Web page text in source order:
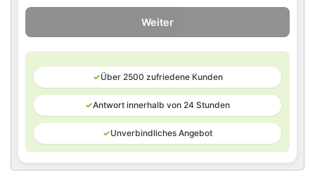
Weiter
✓Über 2500 zufriedene Kunden
✓Antwort innerhalb von 24 Stunden
✓Unverbindliches Angebot